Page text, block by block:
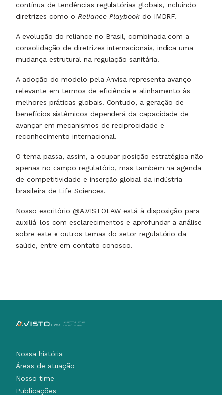
contínua de tendências regulatórias globais, incluindo
diretrizes como o Reliance Playbook do IMDRF.
A evolução do reliance no Brasil, combinada com a
consolidação de diretrizes internacionais, indica uma
mudança estrutural na regulação sanitária.
A adoção do modelo pela Anvisa representa avanço
relevante em termos de eficiência e alinhamento às
melhores práticas globais. Contudo, a geração de
benefícios sistêmicos dependerá da capacidade de
avançar em mecanismos de reciprocidade e
reconhecimento internacional.
O tema passa, assim, a ocupar posição estratégica não
apenas no campo regulatório, mas também na agenda
de competitividade e inserção global da indústria
brasileira de Life Sciences.
Nosso escritório @A.VISTOLAW está à disposição para
auxiliá-los com esclarecimentos e aprofundar a análise
sobre este e outros temas do setor regulatório da
saúde, entre em contato conosco.
Nossa história
Áreas de atuação
Nosso time
Publicações